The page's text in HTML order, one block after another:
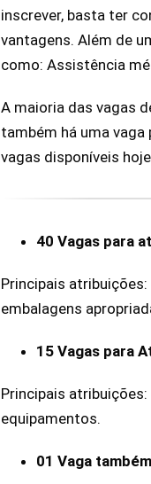
inscrever, basta ter
vantagens. Além de
como: Assistência
A maioria das vagas
também há uma
vagas disponíveis
40 Vagas para
Principais
embalagens
15 Vagas para
Principais
equipamentos.
01 Vaga